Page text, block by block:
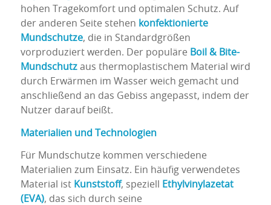
hohen Tragekomfort und optimalen Schutz. Auf
der anderen Seite stehen konfektionierte
Mundschutze, die in Standardgrößen
vorproduziert werden. Der populäre Boil & Bite-
Mundschutzaus thermoplastischem Material wird
durch Erwärmen im Wasser weich gemacht und
anschließend an das Gebiss angepasst, indem der
Nutzer darauf beißt.
Materialien und Technologien
Für Mundschutze kommen verschiedene
Materialien zum Einsatz. Ein häufig verwendetes
Material ist Kunststoff, speziell
Ethylvinylazetat
(EVA), das sich durch seine